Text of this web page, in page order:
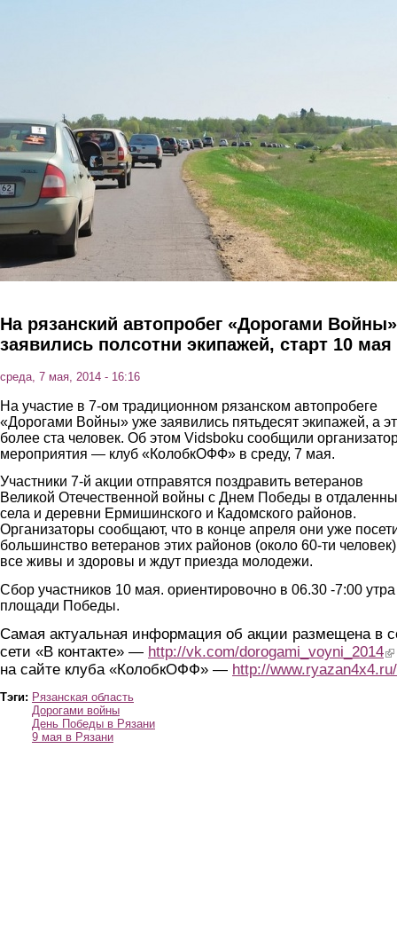
На рязанский автопробег «Дорогами Войны»
заявились полсотни экипажей, старт 10 мая
среда, 7 мая, 2014 - 16:16
На участие в 7-ом традиционном рязанском автопробеге
«Дорогами Войны» уже заявились пятьдесят экипажей, а
более ста человек. Об этом Vidsboku сообщили
мероприятия — клуб «КолобкОФФ» в среду, 7 мая.
Участники 7-й акции отправятся поздравить ветеранов
Великой Отечественной войны с Днем Победы в
села и деревни Ермишинского и Кадомского районов.
Организаторы сообщают, что в конце апреля они уже
большинство ветеранов этих районов (около 60-ти
все живы и здоровы и ждут приезда молодежи.
Сбор участников 10 мая. ориентировочно в 06.30 -7:00
площади Победы.
Самая актуальная информация об акции размещена в
сети «В контакте» — http://vk.com/dorogami_voyni_2014
на сайте клуба «КолобкОФФ» — http://www.ryazan4x4.ru/
Тэги: Рязанская область
Дорогами войны
День Победы в Рязани
9 мая в Рязани